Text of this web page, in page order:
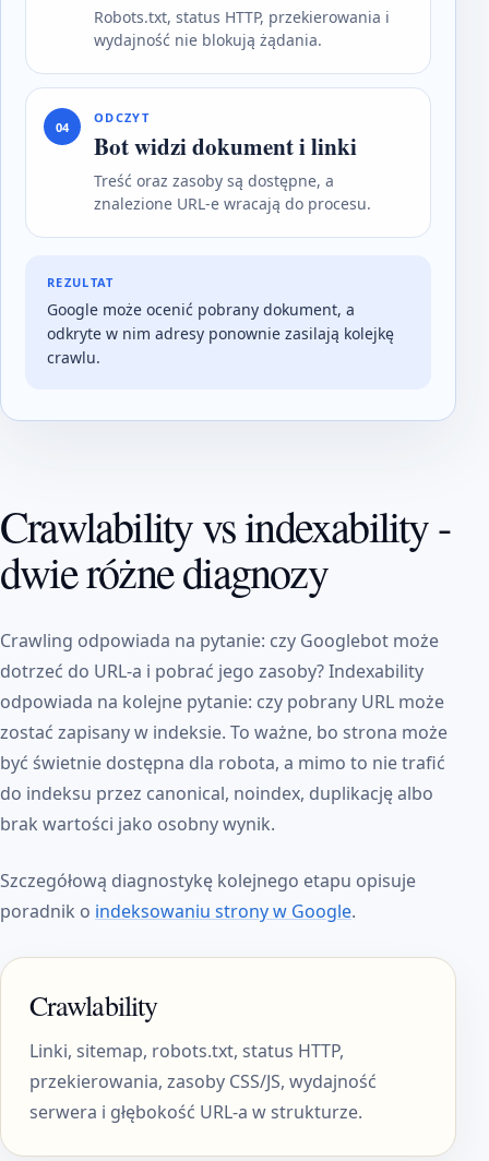
Robots.txt, status HTTP, przekierowania i
wydajność nie blokują żądania.
04
ODCZYT
Bot widzi dokument i linki
Treść oraz zasoby są dostępne, a
znalezione URL-e wracają do procesu.
REZULTAT
Google może ocenić pobrany dokument, a
odkryte w nim adresy ponownie zasilają kolejkę
crawlu.
Crawlability vs indexability -
dwie różne diagnozy
Crawling odpowiada na pytanie: czy Googlebot może
dotrzeć do URL-a i pobrać jego zasoby? Indexability
odpowiada na kolejne pytanie: czy pobrany URL może
zostać zapisany w indeksie. To ważne, bo strona może
być świetnie dostępna dla robota, a mimo to nie trafić
do indeksu przez canonical, noindex, duplikację albo
brak wartości jako osobny wynik.
Szczegółową diagnostykę kolejnego etapu opisuje
poradnik o indeksowaniu strony w Google.
Crawlability
Linki, sitemap, robots.txt, status HTTP,
przekierowania, zasoby CSS/JS, wydajność
serwera i głębokość URL-a w strukturze.